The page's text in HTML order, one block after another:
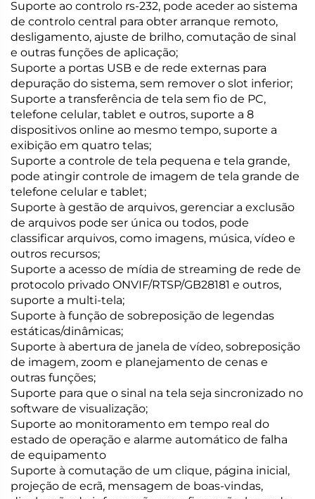
Suporte ao controlo rs-232, pode aceder ao sistema
de controlo central para obter arranque remoto,
desligamento, ajuste de brilho, comutação de sinal
e outras funções de aplicação;
Suporte a portas USB e de rede externas para
depuração do sistema, sem remover o slot inferior;
Suporte a transferência de tela sem fio de PC,
telefone celular, tablet e outros, suporte a 8
dispositivos online ao mesmo tempo, suporte a
exibição em quatro telas;
Suporte a controle de tela pequena e tela grande,
pode atingir controle de imagem de tela grande de
telefone celular e tablet;
Suporte à gestão de arquivos, gerenciar a exclusão
de arquivos pode ser única ou todos, pode
classificar arquivos, como imagens, música, vídeo e
outros recursos;
Suporte a acesso de mídia de streaming de rede de
protocolo privado ONVIF/RTSP/GB28181 e outros,
suporte a multi-tela;
Suporte à função de sobreposição de legendas
estáticas/dinâmicas;
Suporte à abertura de janela de vídeo, sobreposição
de imagem, zoom e planejamento de cenas e
outras funções;
Suporte para que o sinal na tela seja sincronizado no
software de visualização;
Suporte ao monitoramento em tempo real do
estado de operação e alarme automático de falha
de equipamento
Suporte à comutação de um clique, página inicial,
projeção de ecrã, mensagem de boas-vindas,